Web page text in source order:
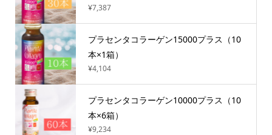
¥7,387
プラセンタコラーゲン15000プラス（10
本×1箱）
¥4,104
プラセンタコラーゲン10000プラス（10
本×6箱）
¥9,234